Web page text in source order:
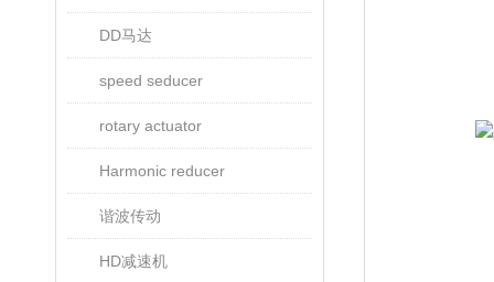
DD马达
speed seducer
rotary actuator
Harmonic reducer
谐波传动
HD减速机